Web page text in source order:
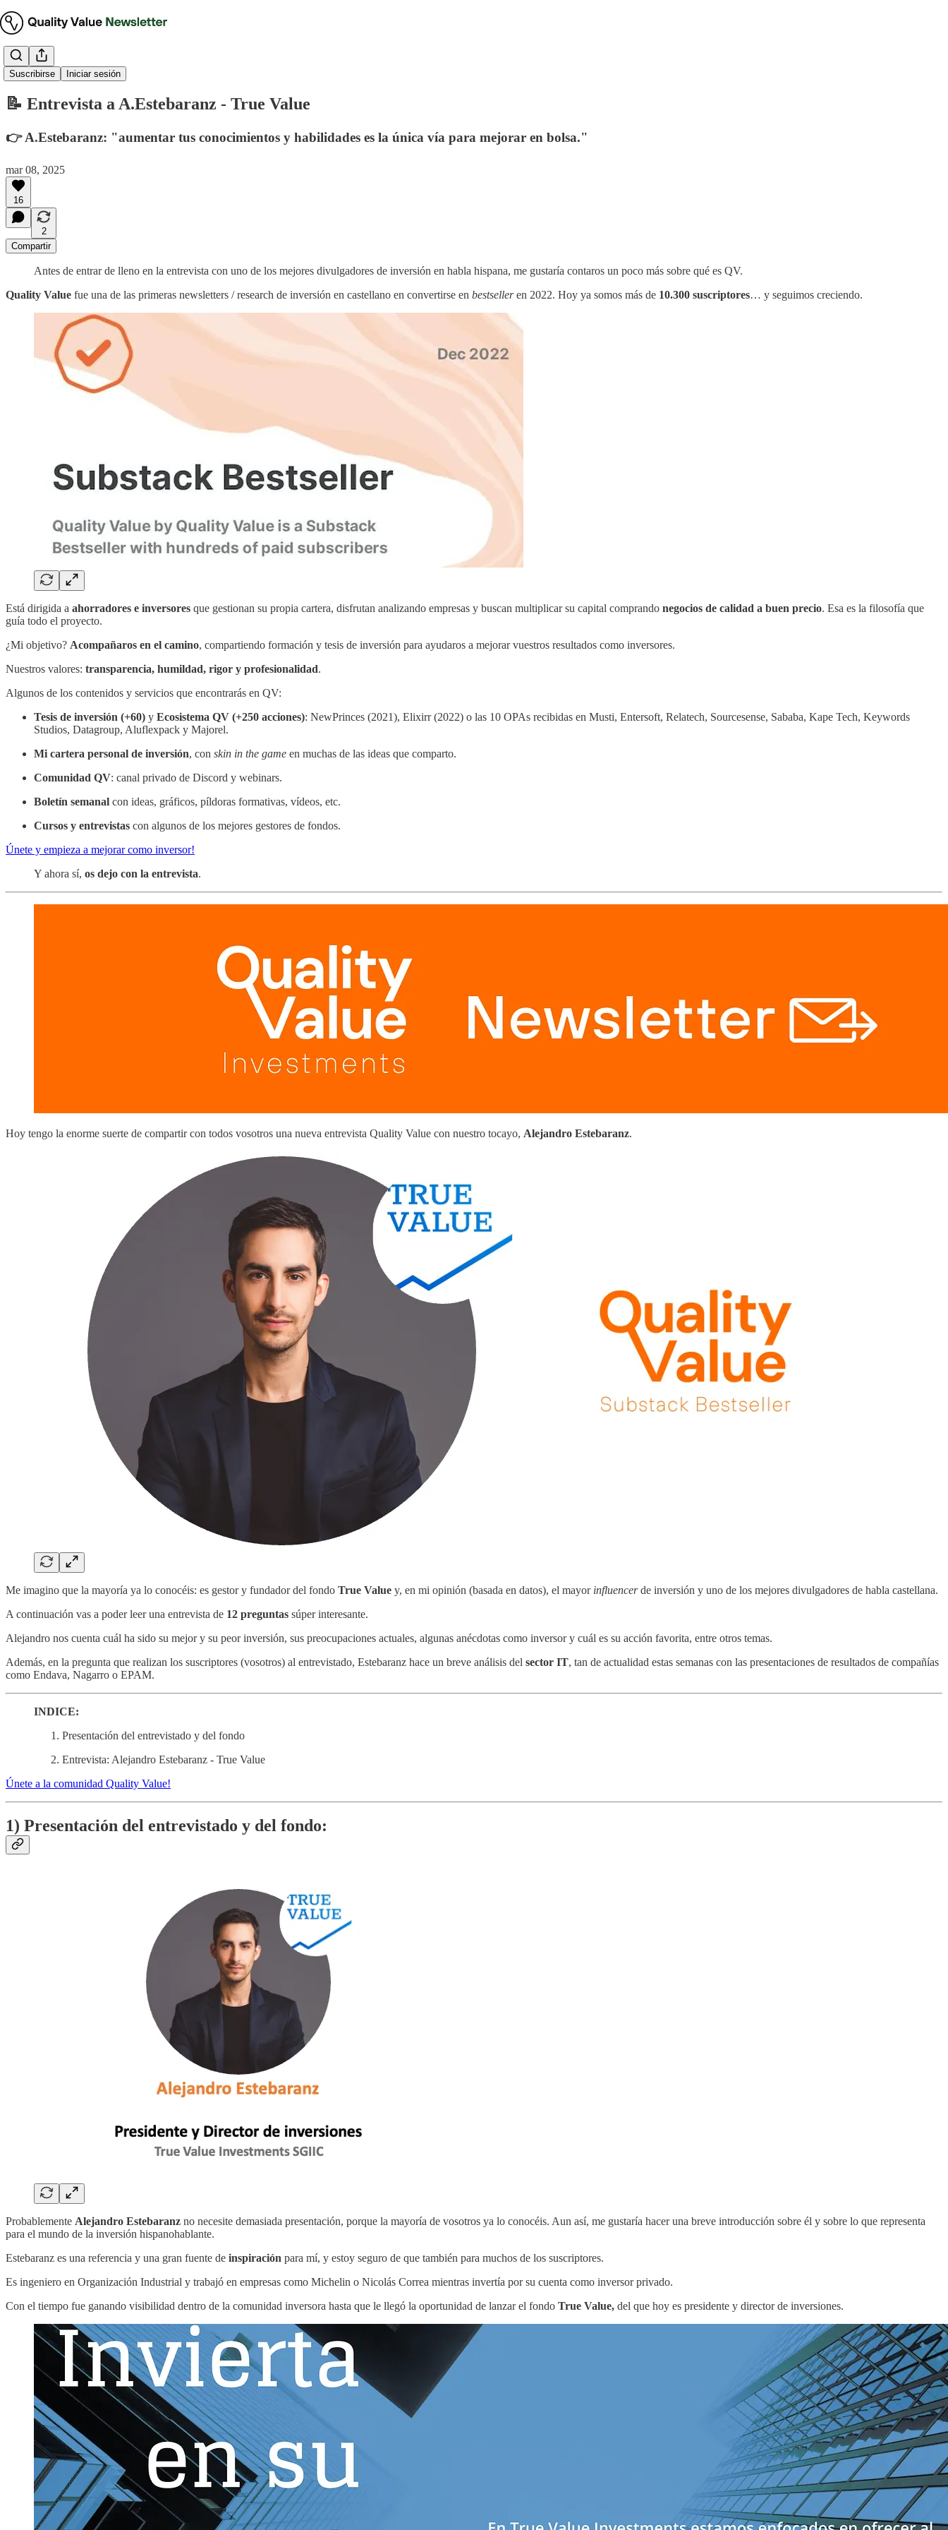
Suscribirse Iniciar sesión
Entrevistas
📝 Entrevista a A.Estebaranz - True Value
👉 A.Estebaranz: "aumentar tus conocimientos y habilidades es la única vía para mejorar en bolsa."
mar 08, 2025
16
2
Compartir
Antes de entrar de lleno en la entrevista con uno de los mejores divulgadores de inversión en habla hispana, me gustaría contaros un poco más sobre qué es QV.
Quality Value fue una de las primeras newsletters / research de inversión en castellano en convertirse en bestselleren 2022. Hoy ya somos más de 10.300 suscriptores… y seguimos creciendo.
Está dirigida a ahorradores e inversores que gestionan su propia cartera, disfrutan analizando empresas y buscan multiplicar su capital comprando negocios de calidad a buen precio. Esa es la filosofía que
guía todo el proyecto.
¿Mi objetivo? Acompañaros en el camino, compartiendo formación y tesis de inversión para ayudaros a mejorar vuestros resultados como inversores.
Nuestros valores: transparencia, humildad, rigor y profesionalidad.
Algunos de los contenidos y servicios que encontrarás en QV:
Tesis de inversión (+60) y Ecosistema QV (+250 acciones): NewPrinces (2021), Elixirr (2022) o las 10 OPAs recibidas en Musti, Entersoft, Relatech, Sourcesense, Sababa, Kape Tech, Keywords
Studios, Datagroup, Aluflexpack y Majorel.
Mi cartera personal de inversión, con skin in the game en muchas de las ideas que comparto.
Comunidad QV: canal privado de Discord y webinars.
Boletín semanal con ideas, gráficos, píldoras formativas, vídeos, etc.
Cursos y entrevistas con algunos de los mejores gestores de fondos.
Únete y empieza a mejorar como inversor!
Y ahora sí, os dejo con la entrevista.
Hoy tengo la enorme suerte de compartir con todos vosotros una nueva entrevista Quality Value con nuestro tocayo, Alejandro Estebaranz.
Me imagino que la mayoría ya lo conocéis: es gestor y fundador del fondo True Value y, en mi opinión (basada en datos), el mayor influencerde inversión y uno de los mejores divulgadores de habla castellana.
A continuación vas a poder leer una entrevista de 12 preguntas súper interesante.
Alejandro nos cuenta cuál ha sido su mejor y su peor inversión, sus preocupaciones actuales, algunas anécdotas como inversor y cuál es su acción favorita, entre otros temas.
Además, en la pregunta que realizan los suscriptores (vosotros) al entrevistado, Estebaranz hace un breve análisis del sector IT, tan de actualidad estas semanas con las presentaciones de resultados de compañías
como Endava, Nagarro o EPAM.
INDICE:
Presentación del entrevistado y del fondo
Entrevista: Alejandro Estebaranz - True Value
Únete a la comunidad Quality Value!
1) Presentación del entrevistado y del fondo:
Probablemente Alejandro Estebaranz no necesite demasiada presentación, porque la mayoría de vosotros ya lo conocéis. Aun así, me gustaría hacer una breve introducción sobre él y sobre lo que representa
para el mundo de la inversión hispanohablante.
Estebaranz es una referencia y una gran fuente de inspiración para mí, y estoy seguro de que también para muchos de los suscriptores.
Es ingeniero en Organización Industrial y trabajó en empresas como Michelin o Nicolás Correa mientras invertía por su cuenta como inversor privado.
Con el tiempo fue ganando visibilidad dentro de la comunidad inversora hasta que le llegó la oportunidad de lanzar el fondo True Value, del que hoy es presidente y director de inversiones.